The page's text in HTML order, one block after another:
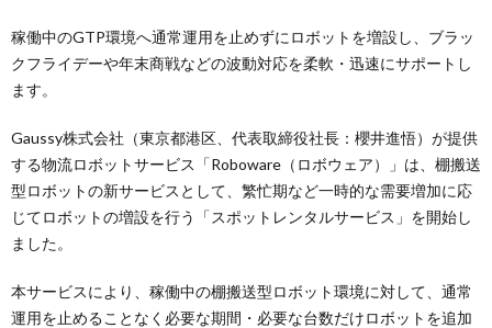
稼働中のGTP環境へ通常運用を止めずにロボットを増設し、ブラッ
クフライデーや年末商戦などの波動対応を柔軟・迅速にサポートし
ます。
Gaussy株式会社（東京都港区、代表取締役社長：櫻井進悟）が提供
する物流ロボットサービス「Roboware（ロボウェア）」は、棚搬送
型ロボットの新サービスとして、繁忙期など一時的な需要増加に応
じてロボットの増設を行う「スポットレンタルサービス」を開始し
ました。
本サービスにより、稼働中の棚搬送型ロボット環境に対して、通常
運用を止めることなく必要な期間・必要な台数だけロボットを追加